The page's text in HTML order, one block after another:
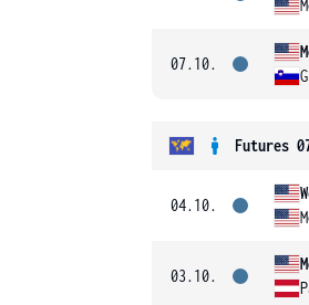
07.10.
Futures
04.10.
03.10.